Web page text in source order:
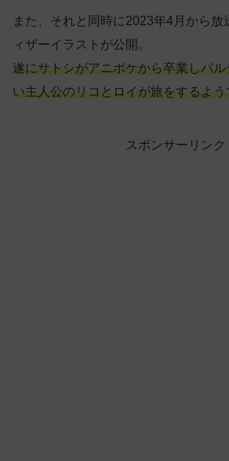
また、それと同時に2023年4月から放
ィザーイラストが公開。
遂にサトシがアニポケから卒業しパ
い主人公のリコとロイが旅をするよう
スポンサーリンク